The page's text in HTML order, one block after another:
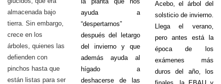
almacenada bajo
tierra. Sin embargo,
crece en los
árboles, quienes las
defienden con
pinchos hasta que
están listas para ser
ayuda a
“despertarnos”
después del letargo
del invierno y que
además ayuda al
hígado a
deshacerse de las
Acebo, el árbol del
solsticio de invierno.
Llega el verano,
pero antes está la
época de los
exámenes más
duros del año, los